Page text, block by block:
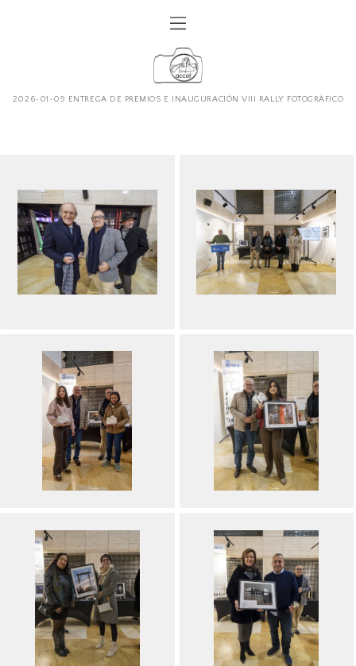
2026-01-09 ENTREGA DE PREMIOS E INAUGURACIÓN VIII RALLY FOTOGRÁFICO